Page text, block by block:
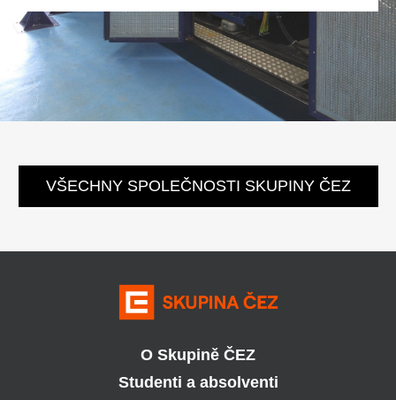
VŠECHNY SPOLEČNOSTI SKUPINY ČEZ
O Skupině ČEZ
Studenti a absolventi